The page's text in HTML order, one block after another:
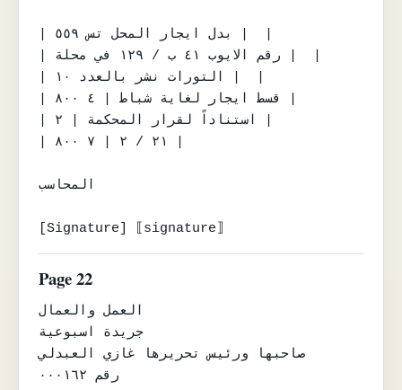
المحاسب
[Signature] ⟦signature⟧
Page 22
العمل والعمال
جريدة اسبوعية
صاحبها ورئيس تحريرها غازي العبدلي
رقم ٠٠٠١٦٢